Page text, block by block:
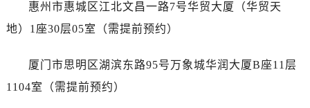
惠州市惠城区江北文昌一路7号华贸大厦（华贸天
地）1座30层05室（需提前预约）
厦门市思明区湖滨东路95号万象城华润大厦B座11层
1104室（需提前预约）